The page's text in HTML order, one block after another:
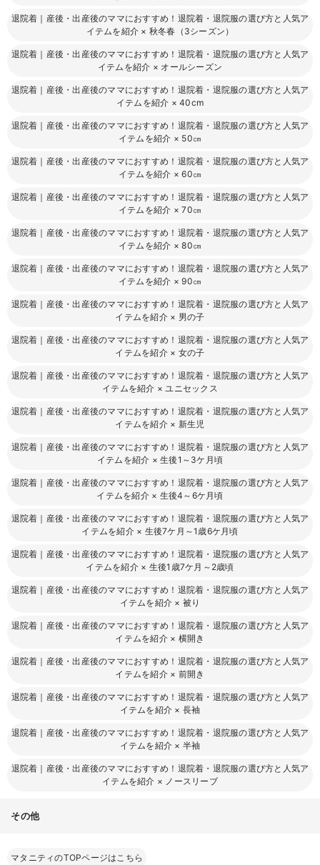
退院着｜産後・出産後のママにおすすめ！退院着・退院服の選び方と人気ア
イテムを紹介 × 秋冬春（3シーズン）
退院着｜産後・出産後のママにおすすめ！退院着・退院服の選び方と人気ア
イテムを紹介 × オールシーズン
退院着｜産後・出産後のママにおすすめ！退院着・退院服の選び方と人気ア
イテムを紹介 ×40cm
退院着｜産後・出産後のママにおすすめ！退院着・退院服の選び方と人気ア
イテムを紹介 × 50㎝
退院着｜産後・出産後のママにおすすめ！退院着・退院服の選び方と人気ア
イテムを紹介 ×60㎝
退院着｜産後・出産後のママにおすすめ！退院着・退院服の選び方と人気ア
イテムを紹介 ×70㎝
退院着｜産後・出産後のママにおすすめ！退院着・退院服の選び方と人気ア
イテムを紹介 ×80㎝
退院着｜産後・出産後のママにおすすめ！退院着・退院服の選び方と人気ア
イテムを紹介 ×90㎝
退院着｜産後・出産後のママにおすすめ！退院着・退院服の選び方と人気ア
イテムを紹介 × 男の子
退院着｜産後・出産後のママにおすすめ！退院着・退院服の選び方と人気ア
イテムを紹介 × 女の子
退院着｜産後・出産後のママにおすすめ！退院着・退院服の選び方と人気ア
イテムを紹介 ×ユニセックス
退院着｜産後・出産後のママにおすすめ！退院着・退院服の選び方と人気ア
イテムを紹介 × 新生児
退院着｜産後・出産後のママにおすすめ！退院着・退院服の選び方と人気ア
イテムを紹介 ×生後1～3ケ月頃
退院着｜産後・出産後のママにおすすめ！退院着・退院服の選び方と人気ア
イテムを紹介 × 生後4～6ケ月頃
退院着｜産後・出産後のママにおすすめ！退院着・退院服の選び方と人気ア
イテムを紹介 × 生後7ケ月～1歳6ケ月頃
退院着｜産後・出産後のママにおすすめ！退院着・退院服の選び方と人気ア
イテムを紹介 × 生後1歳7ケ月～2歳頃
退院着｜産後・出産後のママにおすすめ！退院着・退院服の選び方と人気ア
イテムを紹介 × 被り
退院着｜産後・出産後のママにおすすめ！退院着・退院服の選び方と人気ア
イテムを紹介 × 横開き
退院着｜産後・出産後のママにおすすめ！退院着・退院服の選び方と人気ア
イテムを紹介 × 前開き
退院着｜産後・出産後のママにおすすめ！退院着・退院服の選び方と人気ア
イテムを紹介 × 長袖
退院着｜産後・出産後のママにおすすめ！退院着・退院服の選び方と人気ア
イテムを紹介 × 半袖
退院着｜産後・出産後のママにおすすめ！退院着・退院服の選び方と人気ア
イテムを紹介 × ノースリーブ
その他
マタニティのTOPページはこちら